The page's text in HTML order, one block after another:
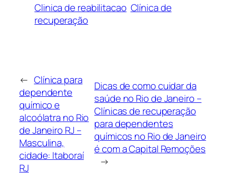
Clinica de reabilitacao Clínica de
recuperação
← Clínica para
dependente
químico e
alcoólatra no Rio
de Janeiro RJ –
Masculina,
cidade: Itaboraí
RJ
Dicas de como cuidar da
saúde no Rio de Janeiro –
Clínicas de recuperação
para dependentes
químicos no Rio de Janeiro
é com a Capital Remoções
→